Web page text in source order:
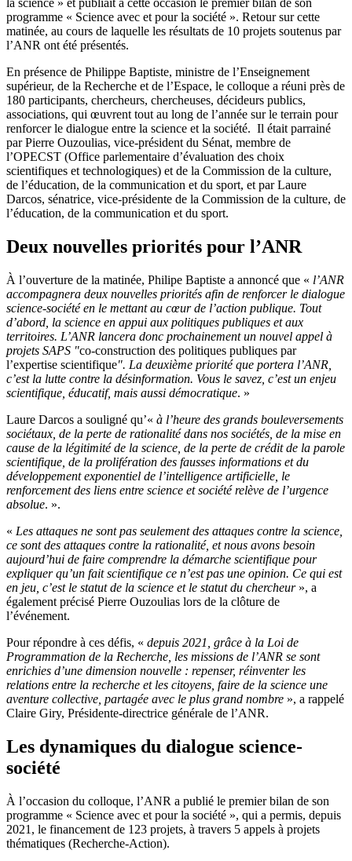
la science » et publiait à cette occasion le premier bilan de son
programme « Science avec et pour la société ». Retour sur cette
matinée, au cours de laquelle les résultats de 10 projets soutenus par
l’ANR ont été présentés.
En présence de Philippe Baptiste, ministre de l’Enseignement
supérieur, de la Recherche et de l’Espace, le colloque a réuni près de
180 participants, chercheurs, chercheuses, décideurs publics,
associations, qui œuvrent tout au long de l’année sur le terrain pour
renforcer le dialogue entre la science et la société. Il était parrainé
par Pierre Ouzoulias, vice-président du Sénat, membre de
l’OPECST (Office parlementaire d’évaluation des choix
scientifiques et technologiques) et de la Commission de la culture,
de l’éducation, de la communication et du sport, et par Laure
Darcos, sénatrice, vice-présidente de la Commission de la culture, de
l’éducation, de la communication et du sport.
Deux nouvelles priorités pour l’ANR
À l’ouverture de la matinée, Philipe Baptiste a annoncé que « l’ANR
accompagnera deux nouvelles priorités afin de renforcer le dialogue
science-société en le mettant au cœur de l’action publique. Tout
d’abord, la science en appui aux politiques publiques et aux
territoires. L’ANR lancera donc prochainement un nouvel appel à
projets SAPS "co-construction des politiques publiques par
l’expertise scientifique". La deuxième priorité que portera l’ANR,
c’est la lutte contre la désinformation. Vous le savez, c’est un enjeu
scientifique, éducatif, mais aussi démocratique. »
Laure Darcos a souligné qu’« à l’heure des grands bouleversements
sociétaux, de la perte de rationalité dans nos sociétés, de la mise en
cause de la légitimité de la science, de la perte de crédit de la parole
scientifique, de la prolifération des fausses informations et du
développement exponentiel de l’intelligence artificielle, le
renforcement des liens entre science et société relève de l’urgence
absolue. ».
« Les attaques ne sont pas seulement des attaques contre la science,
ce sont des attaques contre la rationalité, et nous avons besoin
aujourd’hui de faire comprendre la démarche scientifique pour
expliquer qu’un fait scientifique ce n’est pas une opinion. Ce qui est
en jeu, c’est le statut de la science et le statut du chercheur», a
également précisé Pierre Ouzoulias lors de la clôture de
l’événement.
Pour répondre à ces défis, « depuis 2021, grâce à la Loi de
Programmation de la Recherche, les missions de l’ANR se sont
enrichies d’une dimension nouvelle : repenser, réinventer les
relations entre la recherche et les citoyens, faire de la science une
aventure collective, partagée avec le plus grand nombre », a rappelé
Claire Giry, Présidente-directrice générale de l’ANR.
Les dynamiques du dialogue science-
société
À l’occasion du colloque, l’ANR a publié le premier bilan de son
programme « Science avec et pour la société », qui a permis, depuis
2021, le financement de 123 projets, à travers 5 appels à projets
thématiques (Recherche-Action).